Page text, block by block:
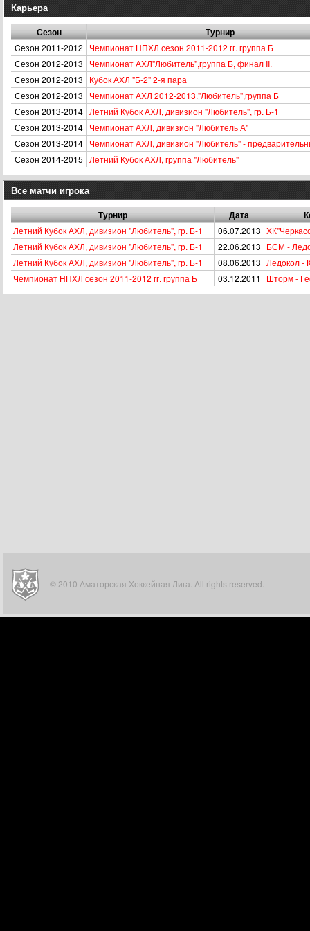
Карьера
Сезон Турнир
Cезон 2011-2012
Чемпионат НПХЛ сезон 2011-2012 гг. группа Б
Сезон 2012-2013
Чемпионат АХЛ"Любитель",группа Б, финал II.
Сезон 2012-2013
Кубок АХЛ "Б-2" 2-я пара
Сезон 2012-2013
Чемпионат АХЛ 2012-2013."Любитель",группа Б
Сезон 2013-2014 Летний Кубок АХЛ, дивизион "Любитель", гр. Б-1
Сезон 2013-2014 Чемпионат АХЛ, дивизион "Любитель А"
Сезон 2013-2014 Чемпионат АХЛ, дивизион "Любитель" -
Сезон 2014-2015
Летний Кубок АХЛ, группа "Любитель"
Все матчи игрока
Турнир Дата
Летний Кубок АХЛ, дивизион "Любитель", гр. Б-1 06.07.2013
Летний Кубок АХЛ, дивизион "Любитель", гр. Б-1
22.06.2013 БСМ -
Летний Кубок АХЛ, дивизион "Любитель", гр. Б-1
08.06.2013 Ледокол -
Чемпионат НПХЛ сезон 2011-2012 гг. группа Б
03.12.2011 Шторм -
© 2010 Аматорская Хоккейная Лига. All rights reserved.